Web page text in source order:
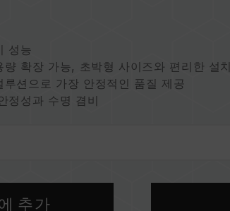
성능
량 확장 가능, 초박형 사이즈와 편리한 설치
루션으로 가장 안정적인 품질 제공
정성과 수명 겸비
I703921)
CN 211019739 U)
추가